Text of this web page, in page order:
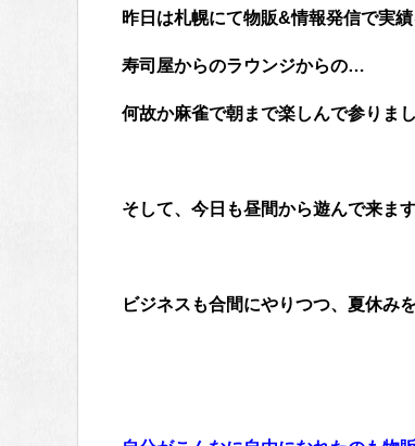
昨日は札幌にて物販&情報発信で実
寿司屋からのラウンジからの…
何故か麻雀で朝まで楽しんで参りま
そして、今日も昼間から遊んで来ます
ビジネスも合間にやりつつ、夏休み